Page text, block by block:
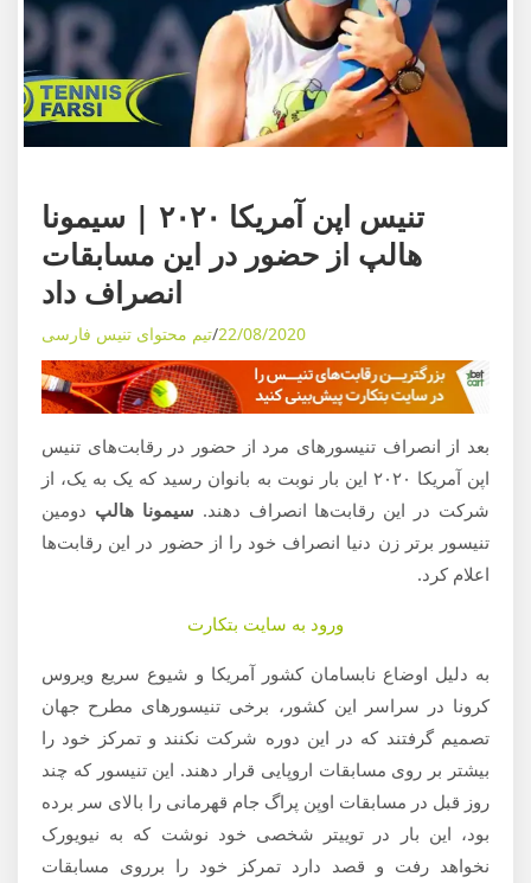
م
و
ش
تنیس اپن آمریکا ۲۰۲۰ | سیمونا
هالپ از حضور در این مسابقات
انصراف داد
22/08/2020 تیم محتوای تنیس فارسی
بعد از انصراف تنیسورهای مرد از حضور در رقابت‌های تنیس
اپن آمریکا ۲۰۲۰ این بار نوبت به بانوان رسید که یک به یک، از
شرکت در این رقابت‌ها انصراف دهند. سیمونا هالپ دومین
تنیسور برتر زن دنیا انصراف خود را از حضور در این رقابت‌ها
اعلام کرد.
ورود به سایت بتکارت
به دلیل اوضاع نابسامان کشور آمریکا و شیوع سریع ویروس
کرونا در سراسر این کشور، برخی تنیسورهای مطرح جهان
تصمیم گرفتند که در این دوره شرکت نکنند و تمرکز خود را
بیشتر بر روی مسابقات اروپایی قرار دهند. این تنیسور که چند
روز قبل در مسابقات اوپن پراگ جام قهرمانی را بالای سر برده
بود، این بار در توییتر شخصی خود نوشت که به نیویورک
نخواهد رفت و قصد دارد تمرکز خود را برروی مسابقات